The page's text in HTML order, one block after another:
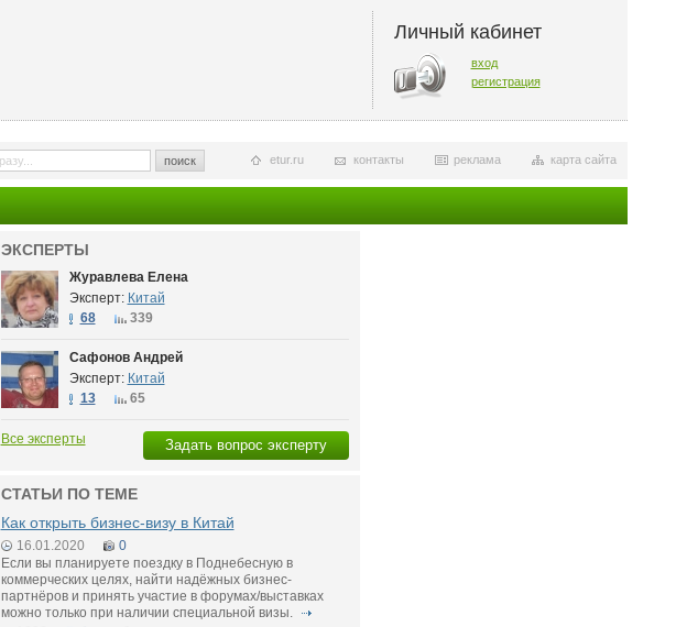
Личный кабинет
вход
регистрация
поиск карта сайта
реклама
контакты
etur.ru
ЭКСПЕРТЫ
Журавлева Елена
Эксперт: Китай
68
339
Сафонов Андрей
Эксперт: Китай
13
65
Задать вопрос эксперту
Все эксперты
СТАТЬИ ПО ТЕМЕ
Как открыть бизнес-визу в Китай
16.01.2020
0
Если вы планируете поездку в Поднебесную в
коммерческих целях, найти надёжных бизнес-
партнёров и принять участие в форумах/выставках
можно только при наличии специальной визы.